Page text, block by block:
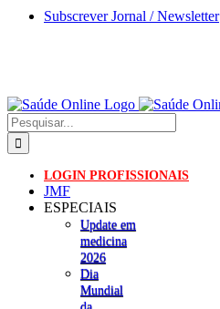
Skip
Subscrever Jornal / Newsletter
Pesquisar
LOGIN PROFISSIONAIS
JMF
ESPECIAIS
Update em
medicina
2026
Dia
Mundial